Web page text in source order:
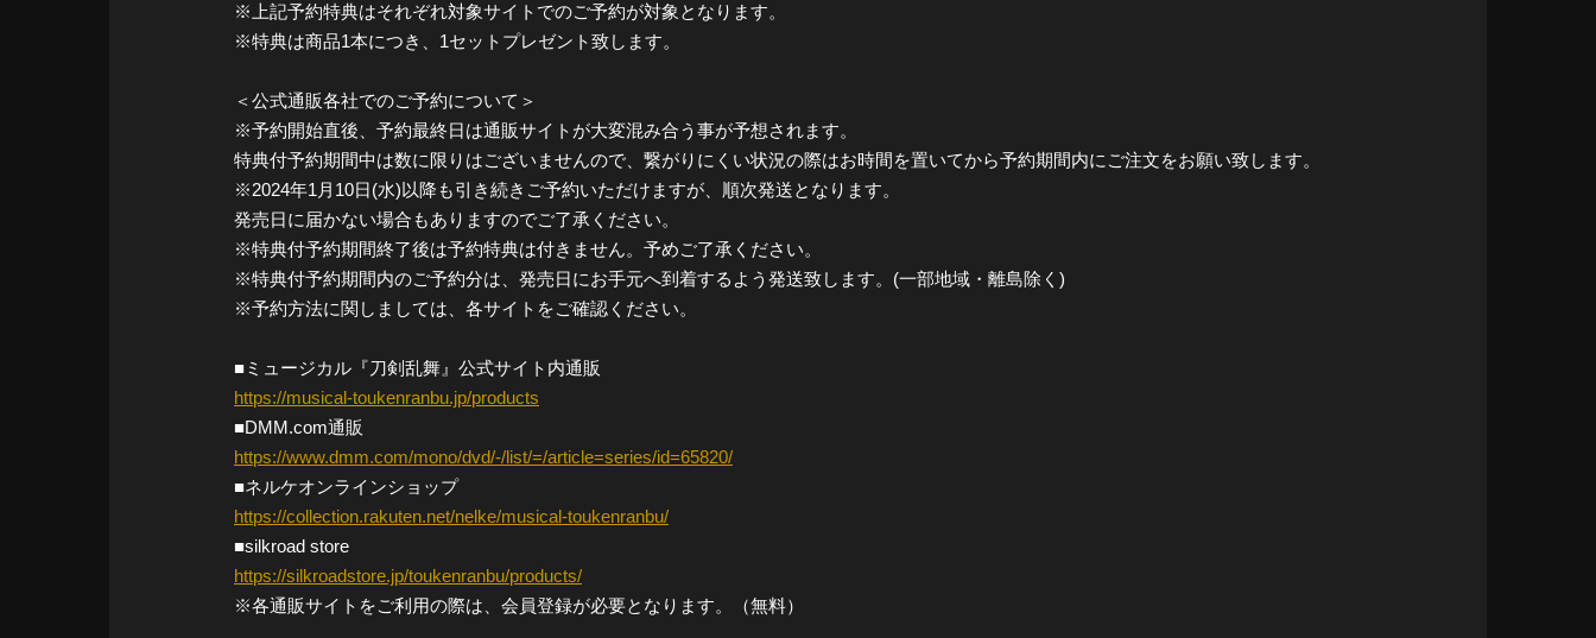
※上記予約特典はそれぞれ対象サイトでのご予約が対象となります。
※特典は商品1本につき、1セットプレゼント致します。
＜公式通販各社でのご予約について＞
※予約開始直後、予約最終日は通販サイトが大変混み合う事が予想されます。
特典付予約期間中は数に限りはございませんので、繋がりにくい状況の際はお時間を置いてから予約期間内にご注文をお願い致します。
※2024年1月10日(水)以降も引き続きご予約いただけますが、順次発送となります。
発売日に届かない場合もありますのでご了承ください。
※特典付予約期間終了後は予約特典は付きません。予めご了承ください。
※特典付予約期間内のご予約分は、発売日にお手元へ到着するよう発送致します。(一部地域・離島除く)
※予約方法に関しましては、各サイトをご確認ください。
■ミュージカル『刀剣乱舞』公式サイト内通販
https://musical-toukenranbu.jp/products
■DMM.com通販
https://www.dmm.com/mono/dvd/-/list/=/article=series/id=65820/
■ネルケオンラインショップ
https://collection.rakuten.net/nelke/musical-toukenranbu/
■silkroad store
https://silkroadstore.jp/toukenranbu/products/
※各通販サイトをご利用の際は、会員登録が必要となります。（無料）